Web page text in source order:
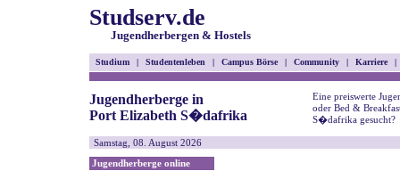
Studserv.de
Jugendherbergen & Hostels
Studium | Studentenleben | Campus Börse | Community | Karriere |
Jugendherberge in
Port Elizabeth S�dafrika
Eine preiswerte
oder Bed &
S�dafrika gesucht?
Samstag, 08. August 2026
Jugendherberge online